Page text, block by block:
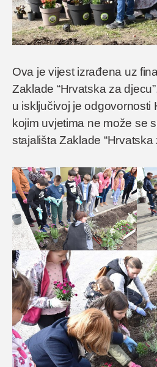
Ova je vijest izrađena uz
Zaklade “Hrvatska za
u isključivoj je odgovornosti
kojim uvjetima ne može se
stajališta Zaklade “Hrvatska